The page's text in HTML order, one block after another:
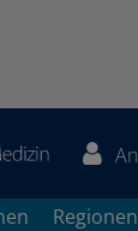
Regionen